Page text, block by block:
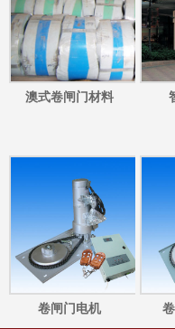
澳式卷闸门材料
卷闸门电机